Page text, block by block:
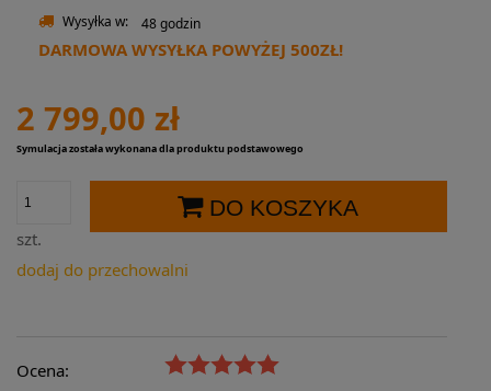
Wysyłka w: 48 godzin
DARMOWA WYSYŁKA POWYŻEJ 500ZŁ!
2 799,00 zł
Symulacja została wykonana dla produktu podstawowego
szt.
DO KOSZYKA
dodaj do przechowalni
Ocena: